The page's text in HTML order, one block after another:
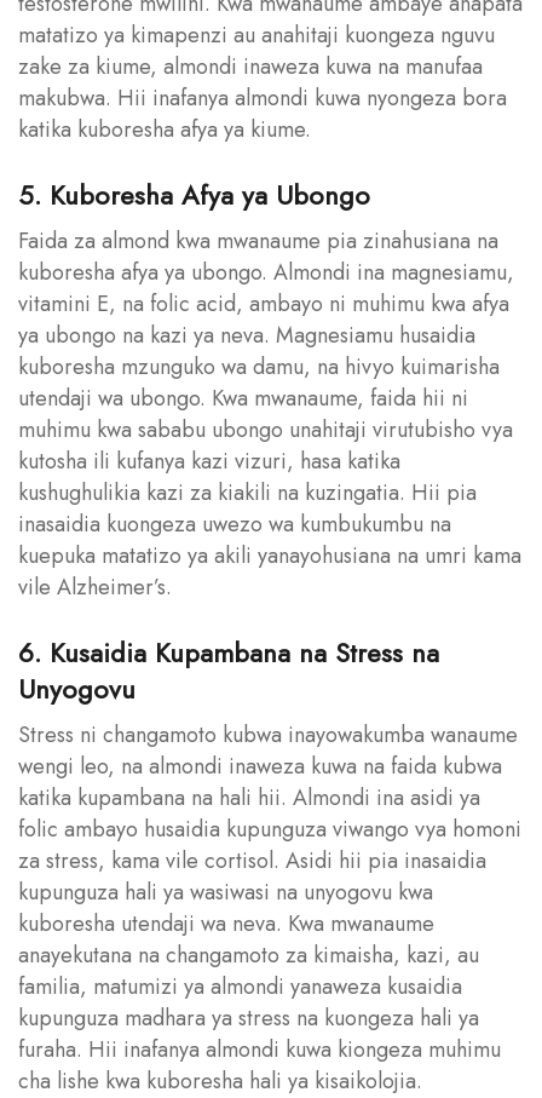
matatizo ya kimapenzi au anahitaji kuongeza nguvu
zake za kiume, almondi inaweza kuwa na manufaa
makubwa. Hii inafanya almondi kuwa nyongeza bora
katika kuboresha afya ya kiume.
5. Kuboresha Afya ya Ubongo
Faida za almond kwa mwanaume pia zinahusiana na
kuboresha afya ya ubongo. Almondi ina magnesiamu,
vitamini E, na folic acid, ambayo ni muhimu kwa afya
ya ubongo na kazi ya neva. Magnesiamu husaidia
kuboresha mzunguko wa damu, na hivyo kuimarisha
utendaji wa ubongo. Kwa mwanaume, faida hii ni
muhimu kwa sababu ubongo unahitaji virutubisho vya
kutosha ili kufanya kazi vizuri, hasa katika
kushughulikia kazi za kiakili na kuzingatia. Hii pia
inasaidia kuongeza uwezo wa kumbukumbu na
kuepuka matatizo ya akili yanayohusiana na umri kama
vile Alzheimer’s.
6. Kusaidia Kupambana na Stress na
Unyogovu
Stress ni changamoto kubwa inayowakumba wanaume
wengi leo, na almondi inaweza kuwa na faida kubwa
katika kupambana na hali hii. Almondi ina asidi ya
folic ambayo husaidia kupunguza viwango vya homoni
za stress, kama vile cortisol. Asidi hii pia inasaidia
kupunguza hali ya wasiwasi na unyogovu kwa
kuboresha utendaji wa neva. Kwa mwanaume
anayekutana na changamoto za kimaisha, kazi, au
familia, matumizi ya almondi yanaweza kusaidia
kupunguza madhara ya stress na kuongeza hali ya
furaha. Hii inafanya almondi kuwa kiongeza muhimu
cha lishe kwa kuboresha hali ya kisaikolojia.